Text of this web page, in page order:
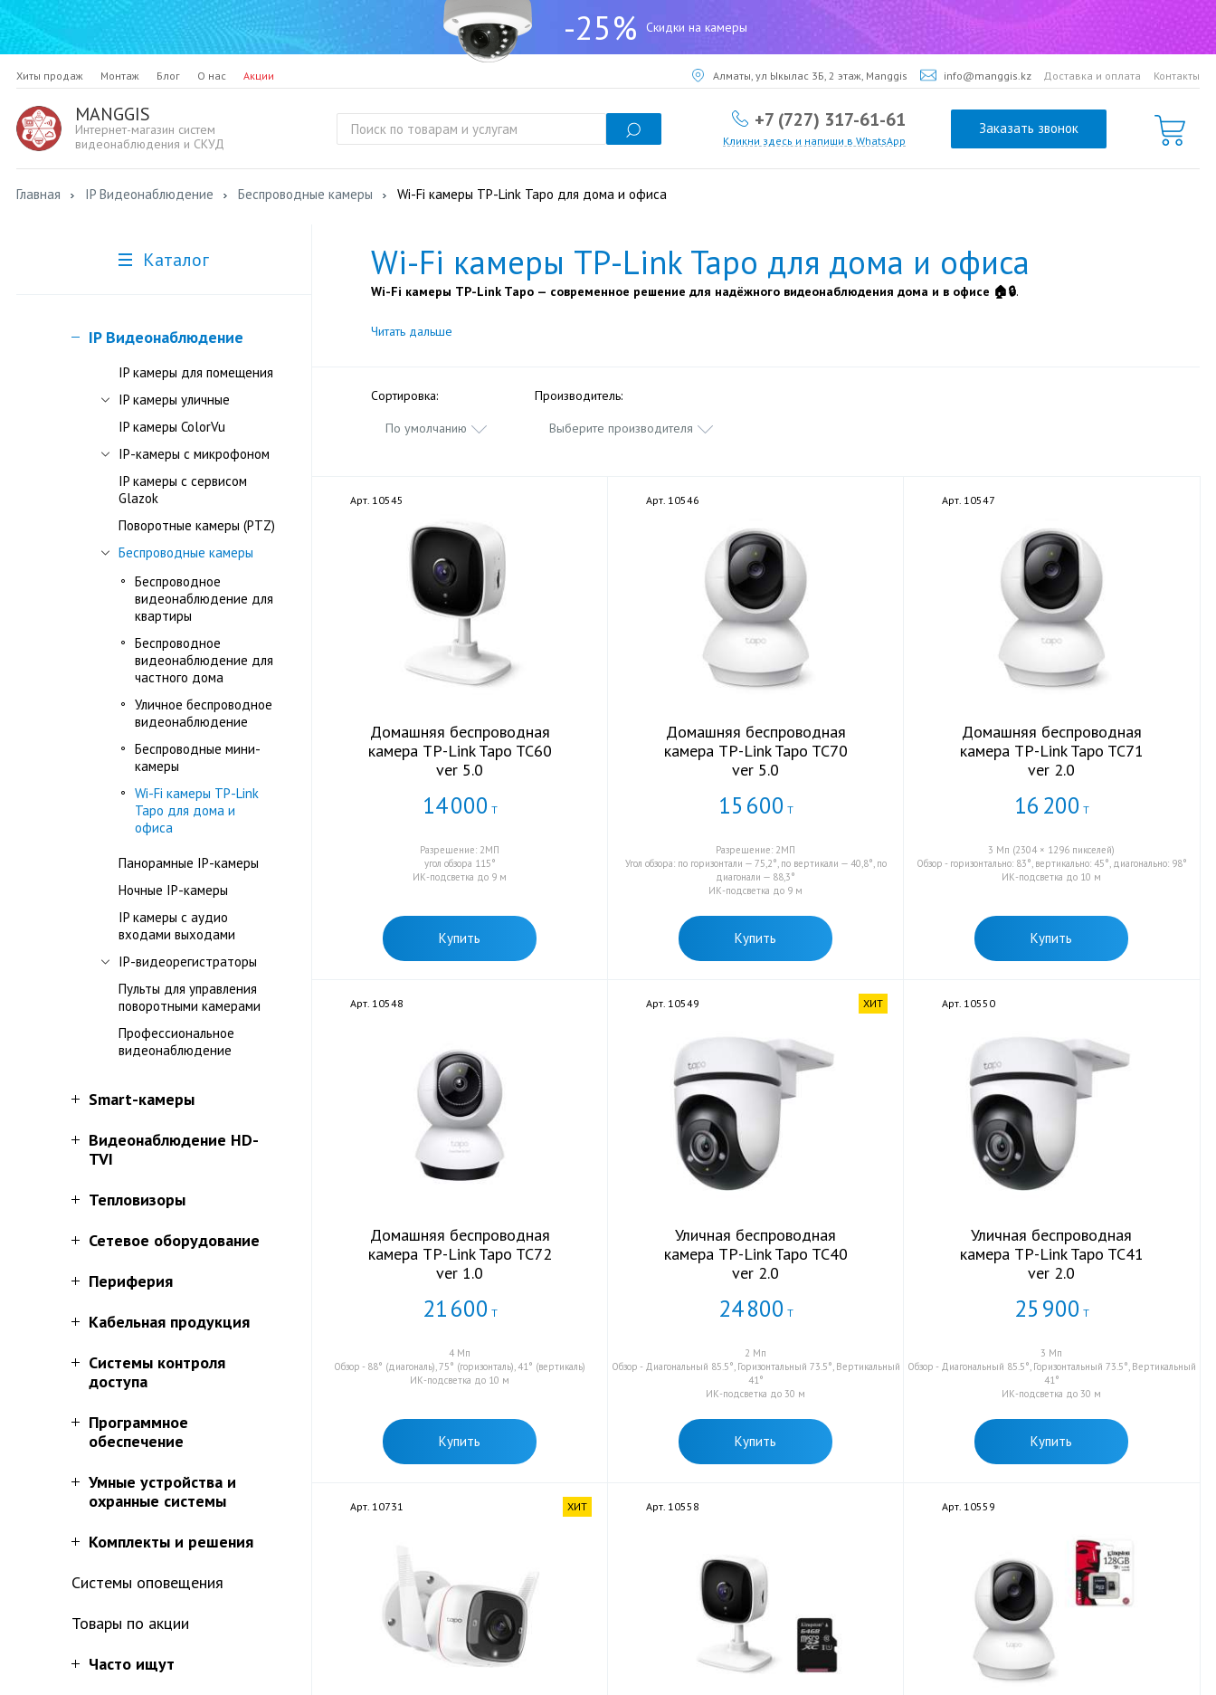
-25% Скидки на камеры
Хиты продаж Монтаж Блог О нас Акции Алматы, ул Ыкылас 3Б, 2 этаж, Manggis info@manggis.kz Доставка и оплата Контакты
MANGGIS
Интернет-магазин систем
видеонаблюдения и СКУД
+7 (727) 317-61-61
Кликни здесь и напиши в WhatsApp
Заказать звонок
Главная IP Видеонаблюдение Беспроводные камеры Wi-Fi камеры TP-Link Tapo для дома и офиса
Каталог
IP Видеонаблюдение
IP камеры для помещения
IP камеры уличные
IP камеры ColorVu
IP-камеры с микрофоном
IP камеры с сервисом
Glazok
Поворотные камеры (PTZ)
Беспроводные камеры
Беспроводное
видеонаблюдение для
квартиры
Беспроводное
видеонаблюдение для
частного дома
Уличное беспроводное
видеонаблюдение
Беспроводные мини-
камеры
Wi-Fi камеры TP-Link
Tapo для дома и
офиса
Панорамные IP-камеры
Ночные IP-камеры
IP камеры с аудио
входами выходами
IP-видеорегистраторы
Пульты для управления
поворотными камерами
Профессиональное
видеонаблюдение
Smart-камеры
Видеонаблюдение HD-
TVI
Тепловизоры
Сетевое оборудование
Периферия
Кабельная продукция
Системы контроля
доступа
Программное
обеспечение
Умные устройства и
охранные системы
Комплекты и решения
Системы оповещения
Товары по акции
Часто ищут
Wi-Fi камеры TP-Link Tapo для дома и офиса
Wi-Fi камеры TP-Link Tapo — современное решение для надёжного видеонаблюдения дома и в офисе 🏠🔒.
Читать дальше
Сортировка:
По умолчанию
Производитель:
Выберите производителя
Арт. 10545
Домашняя беспроводная
камера TP-Link Tapo TC60
ver 5.0
14000 Т
Разрешение: 2МП
угол обзора 115°
ИК-подсветка до 9 м
Купить
Арт. 10546
Домашняя беспроводная
камера TP-Link Tapo TC70
ver 5.0
15 600 Т
Разрешение: 2МП
Угол обзора: по горизонтали — 75,2°, по вертикали — 40,8°, по
диагонали — 88,3°
ИК-подсветка до 9 м
Купить
Арт. 10547
Домашняя беспроводная
камера TP-Link Tapo TC71
ver 2.0
16 200 Т
3 Мп (2304 × 1296 пикселей)
Обзор - горизонтально: 83°, вертикально: 45°, диагонально: 98°
ИК-подсветка до 10 м
Купить
Арт. 10548
Домашняя беспроводная
камера TP-Link Tapo TC72
ver 1.0
21600 Т
4 Мп
Обзор - 88° (диагональ), 75° (горизонталь), 41° (вертикаль)
ИК-подсветка до 10 м
Купить
Арт. 10549 ХИТ
Уличная беспроводная
камера TP-Link Tapo TC40
ver 2.0
24800 Т
2 Мп
Обзор - Диагональный 85.5°, Горизонтальный 73.5°, Вертикальный
41°
ИК-подсветка до 30 м
Купить
Арт. 10550
Уличная беспроводная
камера TP-Link Tapo TC41
ver 2.0
25 900 Т
3 Мп
Обзор - Диагональный 85.5°, Горизонтальный 73.5°, Вертикальный
41°
ИК-подсветка до 30 м
Купить
Арт. 10731 ХИТ Арт. 10558 Арт. 10559